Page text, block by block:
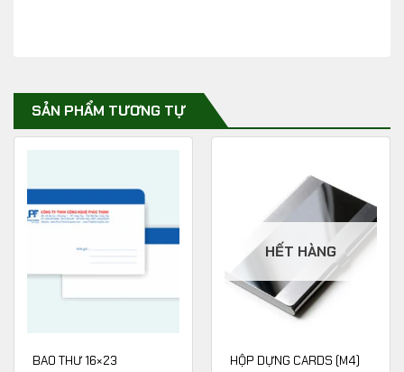
SẢN PHẨM TƯƠNG TỰ
BAO THƯ 16×23
HẾT HÀNG
HỘP DỰNG CARDS (M4)